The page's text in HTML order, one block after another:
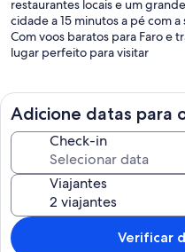
restaurantes locais e um
cidade a 15 minutos a pé com
Com voos baratos para Faro e
lugar perfeito para visitar
Adicione datas para
Check-in
Viajantes
Verificar